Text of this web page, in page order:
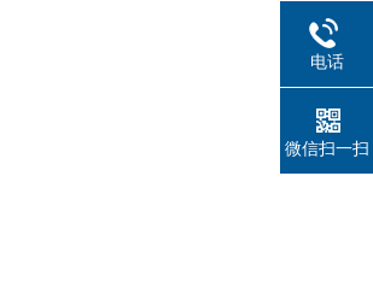
电话
微信扫一扫